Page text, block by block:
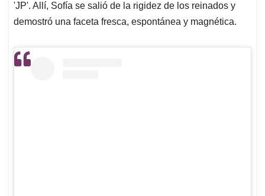
'JP'. Allí, Sofía se salió de la rigidez de los reinados y
demostró una faceta fresca, espontánea y magnética.